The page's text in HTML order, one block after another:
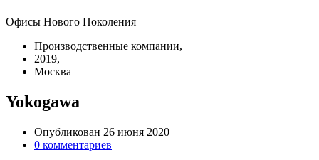
Офисы Нового Поколения
Производственные компании,
2019,
Москва
Yokogawa
Опубликован 26 июня 2020
0 комментариев